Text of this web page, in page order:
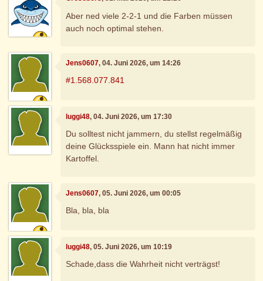
Aber ned viele 2-2-1 und die Farben müssen
auch noch optimal stehen.
Jens0607, 04. Juni 2026, um 14:26
#1.568.077.841
luggi48, 04. Juni 2026, um 17:30
Du solltest nicht jammern, du stellst regelmäßig
deine Glücksspiele ein. Mann hat nicht immer
Kartoffel.
Jens0607, 05. Juni 2026, um 00:05
Bla, bla, bla
luggi48, 05. Juni 2026, um 10:19
Schade,dass die Wahrheit nicht verträgst!